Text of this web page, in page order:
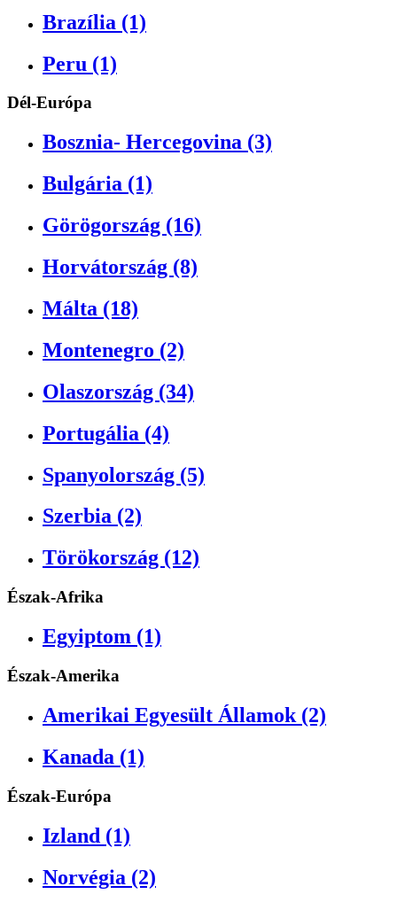
Brazília (1)
Peru (1)
Dél-Európa
Bosznia- Hercegovina (3)
Bulgária (1)
Görögország (16)
Horvátország (8)
Málta (18)
Montenegro (2)
Olaszország (34)
Portugália (4)
Spanyolország (5)
Szerbia (2)
Törökország (12)
Észak-Afrika
Egyiptom (1)
Észak-Amerika
Amerikai Egyesült Államok (2)
Kanada (1)
Észak-Európa
Izland (1)
Norvégia (2)